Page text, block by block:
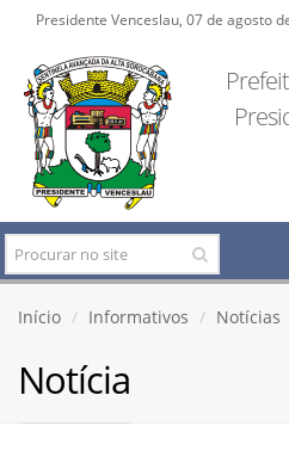
Presidente Venceslau, 07 de agosto
Início Informativos Notícias
Notícia